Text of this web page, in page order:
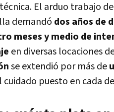
El arduo trabajo
demandó dos años de
meses y medio de
en diversas locaciones
se extendió por más de
cuidado puesto en cada